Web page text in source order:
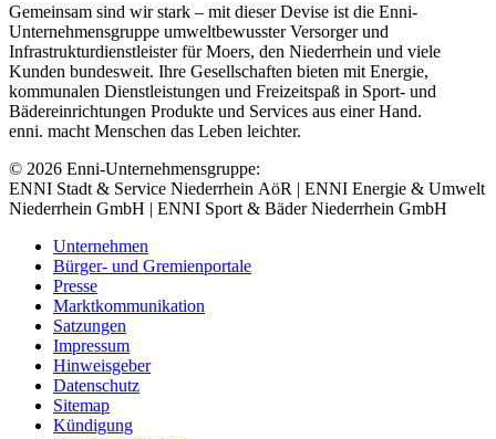
Gemeinsam sind wir stark – mit dieser Devise ist die Enni-
Unternehmensgruppe umweltbewusster Versorger und
Infrastrukturdienstleister für Moers, den Niederrhein und viele
Kunden bundesweit. Ihre Gesellschaften bieten mit Energie,
kommunalen Dienstleistungen und Freizeitspaß in Sport- und
Bädereinrichtungen Produkte und Services aus einer Hand.
enni. macht Menschen das Leben leichter.
© 2026 Enni-Unternehmensgruppe:
ENNI Stadt & Service Niederrhein AöR | ENNI Energie & Umwelt
Niederrhein GmbH | ENNI Sport & Bäder Niederrhein GmbH
Unternehmen
Bürger- und Gremienportale
Presse
Marktkommunikation
Satzungen
Impressum
Hinweisgeber
Datenschutz
Sitemap
Kündigung